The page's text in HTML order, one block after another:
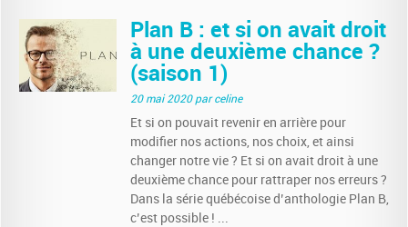
Plan B : et si on avait droit
à une deuxième chance ?
(saison 1)
20 mai 2020par celine
Et si on pouvait revenir en arrière pour
modifier nos actions, nos choix, et ainsi
changer notre vie ? Et si on avait droit à une
deuxième chance pour rattraper nos erreurs ?
Dans la série québécoise d’anthologie Plan B,
c’est possible ! ...